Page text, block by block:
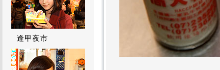
逢甲夜市